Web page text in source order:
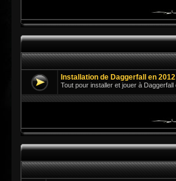
Installation de Daggerfall en
Tout pour installer et jouer à Daggerfall